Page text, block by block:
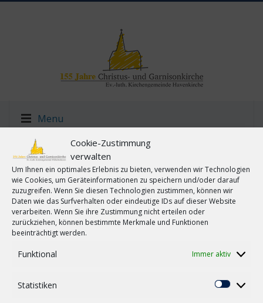
Cookie-Zustimmung
verwalten
Um Ihnen ein optimales Erlebnis zu bieten, verwenden wir Technologien
wie Cookies, um Geräteinformationen zu speichern und/oder darauf
zuzugreifen. Wenn Sie diesen Technologien zustimmen, können wir
Daten wie das Surfverhalten oder eindeutige IDs auf dieser Website
verarbeiten. Wenn Sie ihre Zustimmung nicht erteilen oder
zurückziehen, können bestimmte Merkmale und Funktionen
beeinträchtigt werden.
Funktional Immer aktiv
Statistiken
Menu
Es sind keine anstehenden Veranstaltungen vorhanden.
und
SUCHE
Anstehende
Datum
wählen.